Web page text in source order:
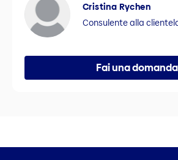
Cristina Rychen
Consulente alla
Fai una domanda